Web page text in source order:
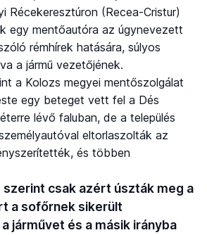
Récekeresztúron (Recea-Cristur)
egy mentőautóra az úgynevezett
rémhírek hatására, súlyos
a jármű vezetőjének.
a Kolozs megyei mentőszolgálat
egy beteget vett fel a Dés
lévő faluban, de a település
eltorlaszolták az
és többen
csak azért úszták meg a
a sofőrnek sikerült
járművet és a másik irányba